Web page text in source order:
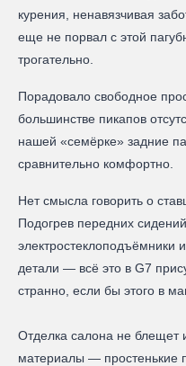
курения, ненавязчивая
еще не порвал с этой
трогательно.
Порадовало свободное
большинстве пикапов
нашей «семёрке» задние
сравнительно комфортно.
Нет смысла говорить о
Подогрев передних
электростеклоподъёмники
детали — всё это в G7
странно, если бы этого в
Отделка салона не блещет
материалы — простенькие